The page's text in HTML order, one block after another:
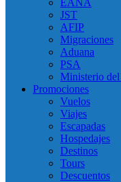
EANA
JST
AFIP
Migraciones
Aduana
PSA
Ministerio
Promociones
Vuelos
Viajes
Escapadas
Hospedajes
Destinos
Tours
Descuentos